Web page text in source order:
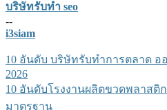
บริษัทรับทำ seo
--
i3siam
10 อันดับ บริษัทรับทำการตลาด
2026
10 อันดับโรงงานผลิตขวดพลาส
มาตรฐาน